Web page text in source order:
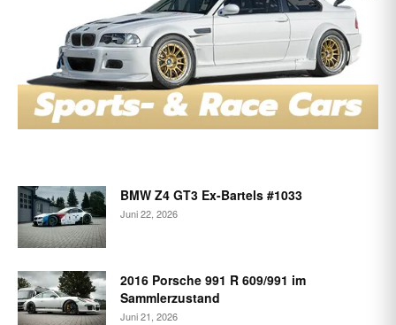
BMW Z4 GT3 Ex-Bartels #1033
Juni 22, 2026
2016 Porsche 991 R 609/991 im
Sammlerzustand
Juni 21, 2026